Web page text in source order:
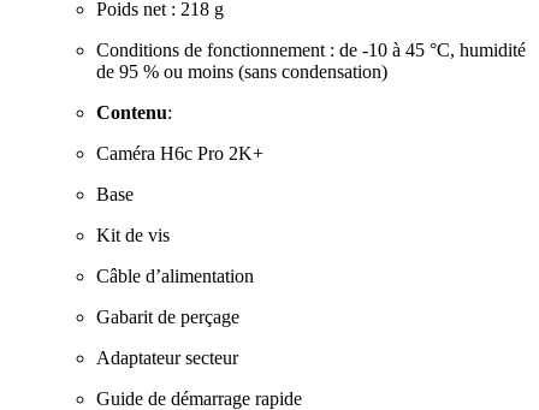
Poids net : 218 g
Conditions de fonctionnement : de -10 à 45 °C, humidité
de 95 % ou moins (sans condensation)
Contenu:
Caméra H6c Pro 2K+
Base
Kit de vis
Câble d’alimentation
Gabarit de perçage
Adaptateur secteur
Guide de démarrage rapide